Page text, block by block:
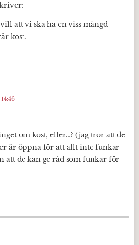
att vi ska ha en viss mängd
kost.
om kost, eller…? (jag tror att de
är öppna för att allt inte funkar
att de kan ge råd som funkar för